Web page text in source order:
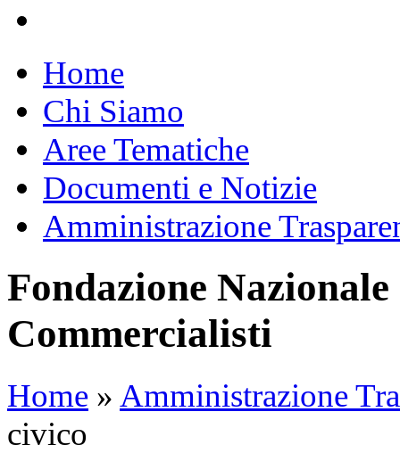
Home
Chi Siamo
Aree Tematiche
Documenti e Notizie
Amministrazione
Fondazione
Commercialisti
Home » Amministrazione
civico